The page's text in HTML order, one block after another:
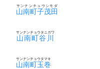
山南町子茂田
サンナンチョウシモダ
山南町谷川
サンナンチョウタニガワ
山南町玉巻
サンナンチョウタマキ